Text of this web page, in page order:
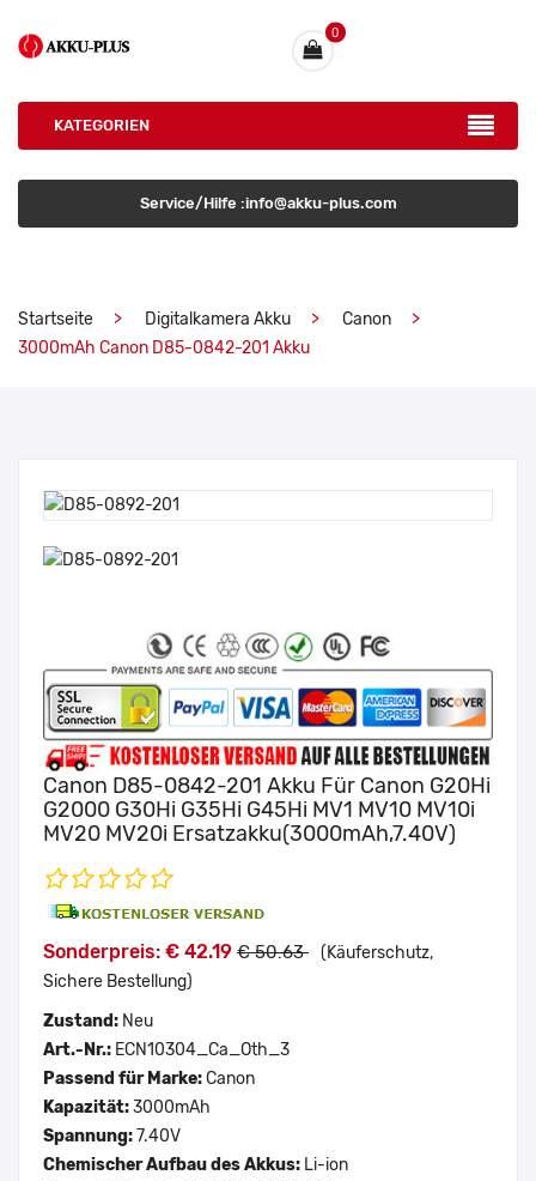
0
KATEGORIEN
Service/Hilfe :info@akku-plus.com
Startseite Digitalkamera Akku
Canon
3000mAh Canon D85-0842-201 Akku
Canon D85-0842-201 Akku Für Canon G20Hi
G2000 G30Hi G35Hi G45Hi MV1 MV10 MV10i
MV20 MV20i Ersatzakku(3000mAh,7.40V)
Sonderpreis: € 42.19 € 50.63 (Käuferschutz,
Sichere Bestellung)
Zustand: Neu
Art.-Nr.: ECN10304_Ca_Oth_3
Passend für Marke:Canon
Kapazität:3000mAh
Spannung:7.40V
Chemischer Aufbau des Akkus: Li-ion